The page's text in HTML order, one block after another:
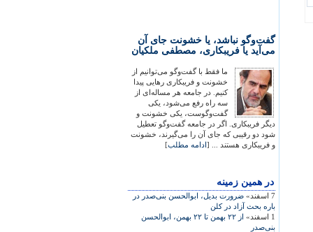
گفت‌وگو نباشد، یا خشونت جای آن
می‌آید یا فریبکاری، مصطفی ملکیان
ما فقط با گفت‌وگو می‌توانیم از
خشونت و فریبکاری رهایی پیدا
کنیم. در جامعه هر مساله‌ای از
سه راه رفع می‌شود، یکی
گفت‌وگوست، یکی خشونت و
دیگر فریبکاری. اگر در جامعه گفت‌وگو تعطیل
شود دو رقیبی که جای آن را می‌گیرند، خشونت
و فریبکاری هستند ... [ادامه مطلب]
در همين زمينه
7 اسفند»
ضرورت بديل، ابوالحسن بنی‌صدر در
باره بحث آزاد در کلن
1 اسفند»
از ۲۲ بهمن تا ۲۲ بهمن، ابوالحسن
بنی‌صدر